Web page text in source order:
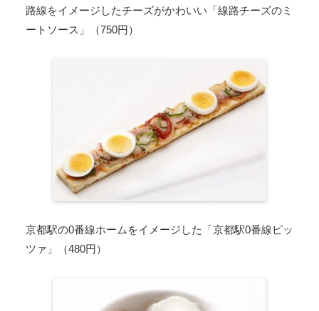
路線をイメージしたチーズがかわいい「線路チーズのミ
ートソース」（750円）
京都駅の0番線ホームをイメージした「京都駅0番線ピッ
ツァ」（480円）